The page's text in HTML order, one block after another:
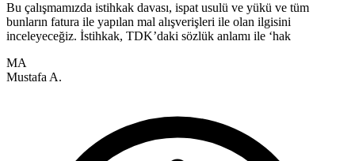
Bu çalışmamızda istihkak davası, ispat usulü ve yükü ve tüm
bunların fatura ile yapılan mal alışverişleri ile olan ilgisini
inceleyeceğiz. İstihkak, TDK’daki sözlük anlamı ile ‘hak
MA
Mustafa A.